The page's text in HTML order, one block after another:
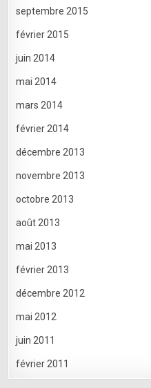
septembre 2015
février 2015
juin 2014
mai 2014
mars 2014
février 2014
décembre 2013
novembre 2013
octobre 2013
août 2013
mai 2013
février 2013
décembre 2012
mai 2012
juin 2011
février 2011